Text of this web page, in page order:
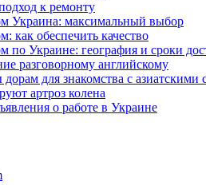
к ремонту
Украина: максимальный выбор
как обеспечить качество
по Украине: география и сроки
разговорному английскому
для знакомства с азиатскими
артроз колена
о работе в Украине